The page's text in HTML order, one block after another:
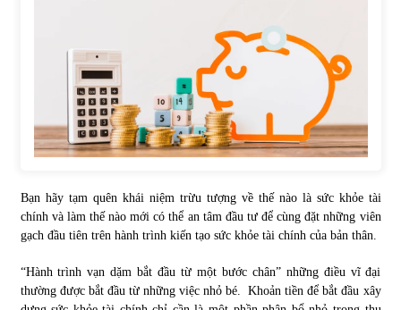
Bất ổn từ các cuộc đấu giá đất ở Thanh Hoá
Tiền gửi vào ngân hàng tiếp tục tăng mạnh
31/05/2022
S&P Ratings cập nhật xếp hạng tín nhiệm của
Vietcombank và Eximbank
31/05/2022
Chứng khoán ngày 30/5/2022: Top 10 cổ phiếu nổi bật
31/05/2022
Bạn hãy tạm quên khái niệm trừu tượng về thế nào là sức khỏe tài
chính và làm thế nào mới có thể an tâm đầu tư để cùng đặt những viên
gạch đầu tiên trên hành trình kiến tạo sức khỏe tài chính của bản thân.
“Hành trình vạn dặm bắt đầu từ một bước chân” những điều vĩ đại
thường được bắt đầu từ những việc nhỏ bé. Khoản tiền để bắt đầu xây